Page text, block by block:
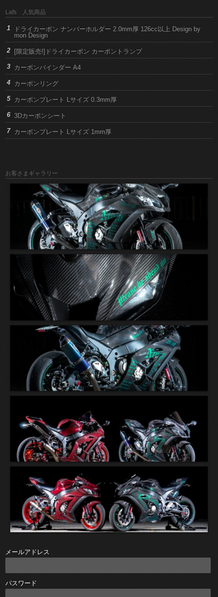
Lafs 人気商品
ドライカーボン ナンバーホルダー 2.0mm厚 126cc以上 Design by
mon Design
[限定販売!]ドライカーボン カーボントランプ
カーボンバインダー A4
カーボンリング
カーボンプレート Lサイズ 0.3mm厚
3Dカーボンシート
カーボンプレート Lサイズ 1mm厚
お客さまギャラリー
メールアドレス
パスワード